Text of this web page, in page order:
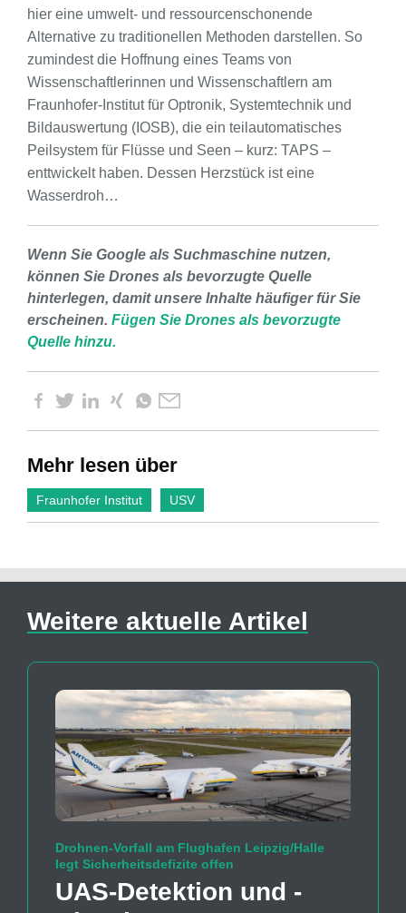
hier eine umwelt- und ressourcenschonende
Alternative zu traditionellen Methoden darstellen. So
zumindest die Hoffnung eines Teams von
Wissenschaftlerinnen und Wissenschaftlern am
Fraunhofer-Institut für Optronik, Systemtechnik und
Bildauswertung (IOSB), die ein teilautomatisches
Peilsystem für Flüsse und Seen – kurz: TAPS –
enttwickelt haben. Dessen Herzstück ist eine
Wasserdroh…
Wenn Sie Google als Suchmaschine nutzen,
können Sie Drones als bevorzugte Quelle
hinterlegen, damit unsere Inhalte häufiger für Sie
erscheinen. Fügen Sie Drones als bevorzugte
Quelle hinzu.
Mehr lesen über
Fraunhofer Institut USV
Weitere aktuelle Artikel
Drohnen-Vorfall am Flughafen Leipzig/Halle
legt Sicherheitsdefizite offen
UAS-Detektion und -